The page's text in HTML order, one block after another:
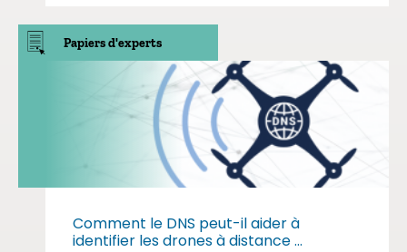
Papiers d'experts
Comment le DNS peut-il aider à
identifier les drones à distance ...